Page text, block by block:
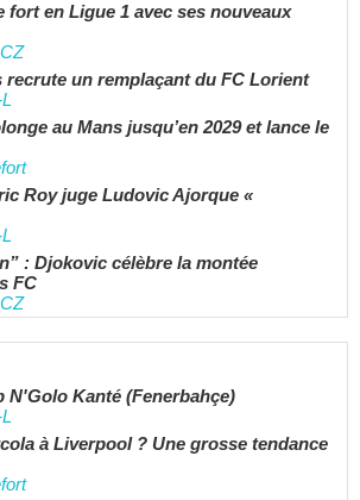
fort en Ligue 1 avec ses nouveaux
recrute un remplaçant du FC Lorient
au Mans jusqu’en 2029 et lance le
Roy juge Ludovic Ajorque «
: Djokovic célèbre la montée
FC
N'Golo Kanté (Fenerbahçe)
à Liverpool ? Une grosse tendance